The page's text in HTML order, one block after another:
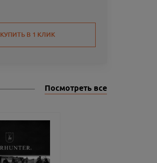
КУПИТЬ В 1 КЛИК
Посмотреть все